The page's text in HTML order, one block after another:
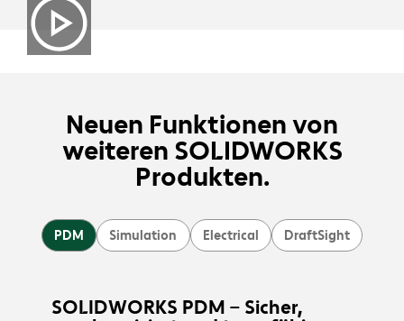
Neuen Funktionen von
weiteren SOLIDWORKS
Produkten.
PDM Simulation Electrical DraftSight
SOLIDWORKS PDM – Sicher,